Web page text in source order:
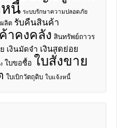
นี้ ระบบรักษาความปลอดภัย
ลิต รับคืนสินค้า
าคงคลัง สินทรัพย์ถาวร
เงินมัดจำ เงินสดย่อย
ใบขอซื้อ ใบสั่งขาย
ใบเบิกวัตถุดิบ ใบแจ้งหนี้